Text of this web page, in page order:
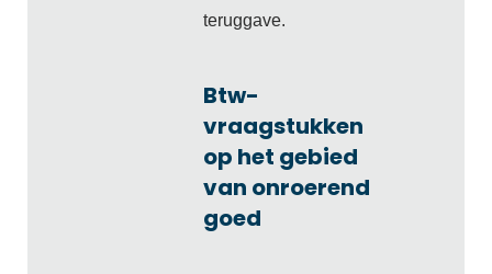
teruggave.
Btw-
vraagstukken
op het gebied
van onroerend
goed